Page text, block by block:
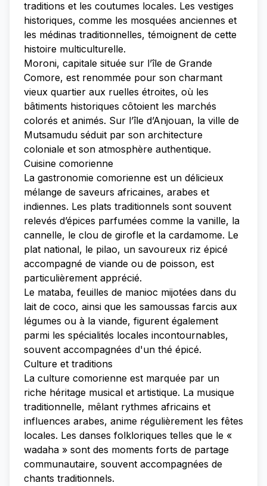
traditions et les coutumes locales. Les vestiges
historiques, comme les mosquées anciennes et
les médinas traditionnelles, témoignent de cette
histoire multiculturelle.
Moroni, capitale située sur l’île de Grande
Comore, est renommée pour son charmant
vieux quartier aux ruelles étroites, où les
bâtiments historiques côtoient les marchés
colorés et animés. Sur l’île d’Anjouan, la ville de
Mutsamudu séduit par son architecture
coloniale et son atmosphère authentique.
Cuisine comorienne
La gastronomie comorienne est un délicieux
mélange de saveurs africaines, arabes et
indiennes. Les plats traditionnels sont souvent
relevés d’épices parfumées comme la vanille, la
cannelle, le clou de girofle et la cardamome. Le
plat national, le pilao, un savoureux riz épicé
accompagné de viande ou de poisson, est
particulièrement apprécié.
Le mataba, feuilles de manioc mijotées dans du
lait de coco, ainsi que les samoussas farcis aux
légumes ou à la viande, figurent également
parmi les spécialités locales incontournables,
souvent accompagnées d'un thé épicé.
Culture et traditions
La culture comorienne est marquée par un
riche héritage musical et artistique. La musique
traditionnelle, mêlant rythmes africains et
influences arabes, anime régulièrement les fêtes
locales. Les danses folkloriques telles que le «
wadaha » sont des moments forts de partage
communautaire, souvent accompagnées de
chants traditionnels.